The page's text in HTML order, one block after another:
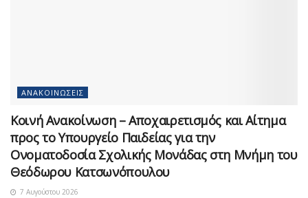
ΑΝΑΚΟΙΝΏΣΕΙΣ
Κοινή Ανακοίνωση – Αποχαιρετισμός και Αίτημα
προς το Υπουργείο Παιδείας για την
Ονοματοδοσία Σχολικής Μονάδας στη Μνήμη του
Θεόδωρου Κατσωνόπουλου
7 Αυγούστου 2026